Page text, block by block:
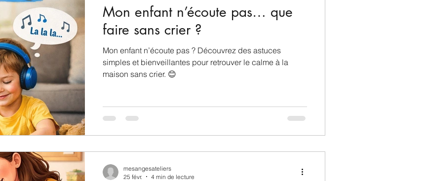
Mon enfant n’écoute pas… que
faire sans crier ?
Mon enfant n’écoute pas ? Découvrez des astuces
simples et bienveillantes pour retrouver le calme à la
maison sans crier. 😊
mesangesateliers
25 févr.
4 min de lecture